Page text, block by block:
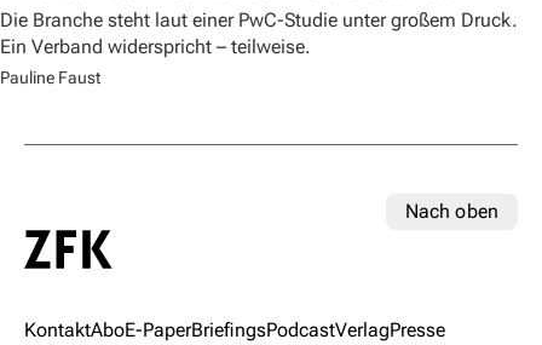
Die Branche steht laut einer PwC-Studie unter großem Druck.
Ein Verband widerspricht – teilweise.
Pauline Faust
Nach oben
KontaktAboE-PaperBriefingsPodcastVerlagPresse